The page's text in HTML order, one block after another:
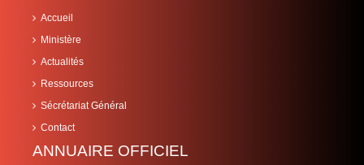
Accueil
Ministère
Actualités
Ressources
Sécrétariat Général
Contact
ANNUAIRE OFFICIEL